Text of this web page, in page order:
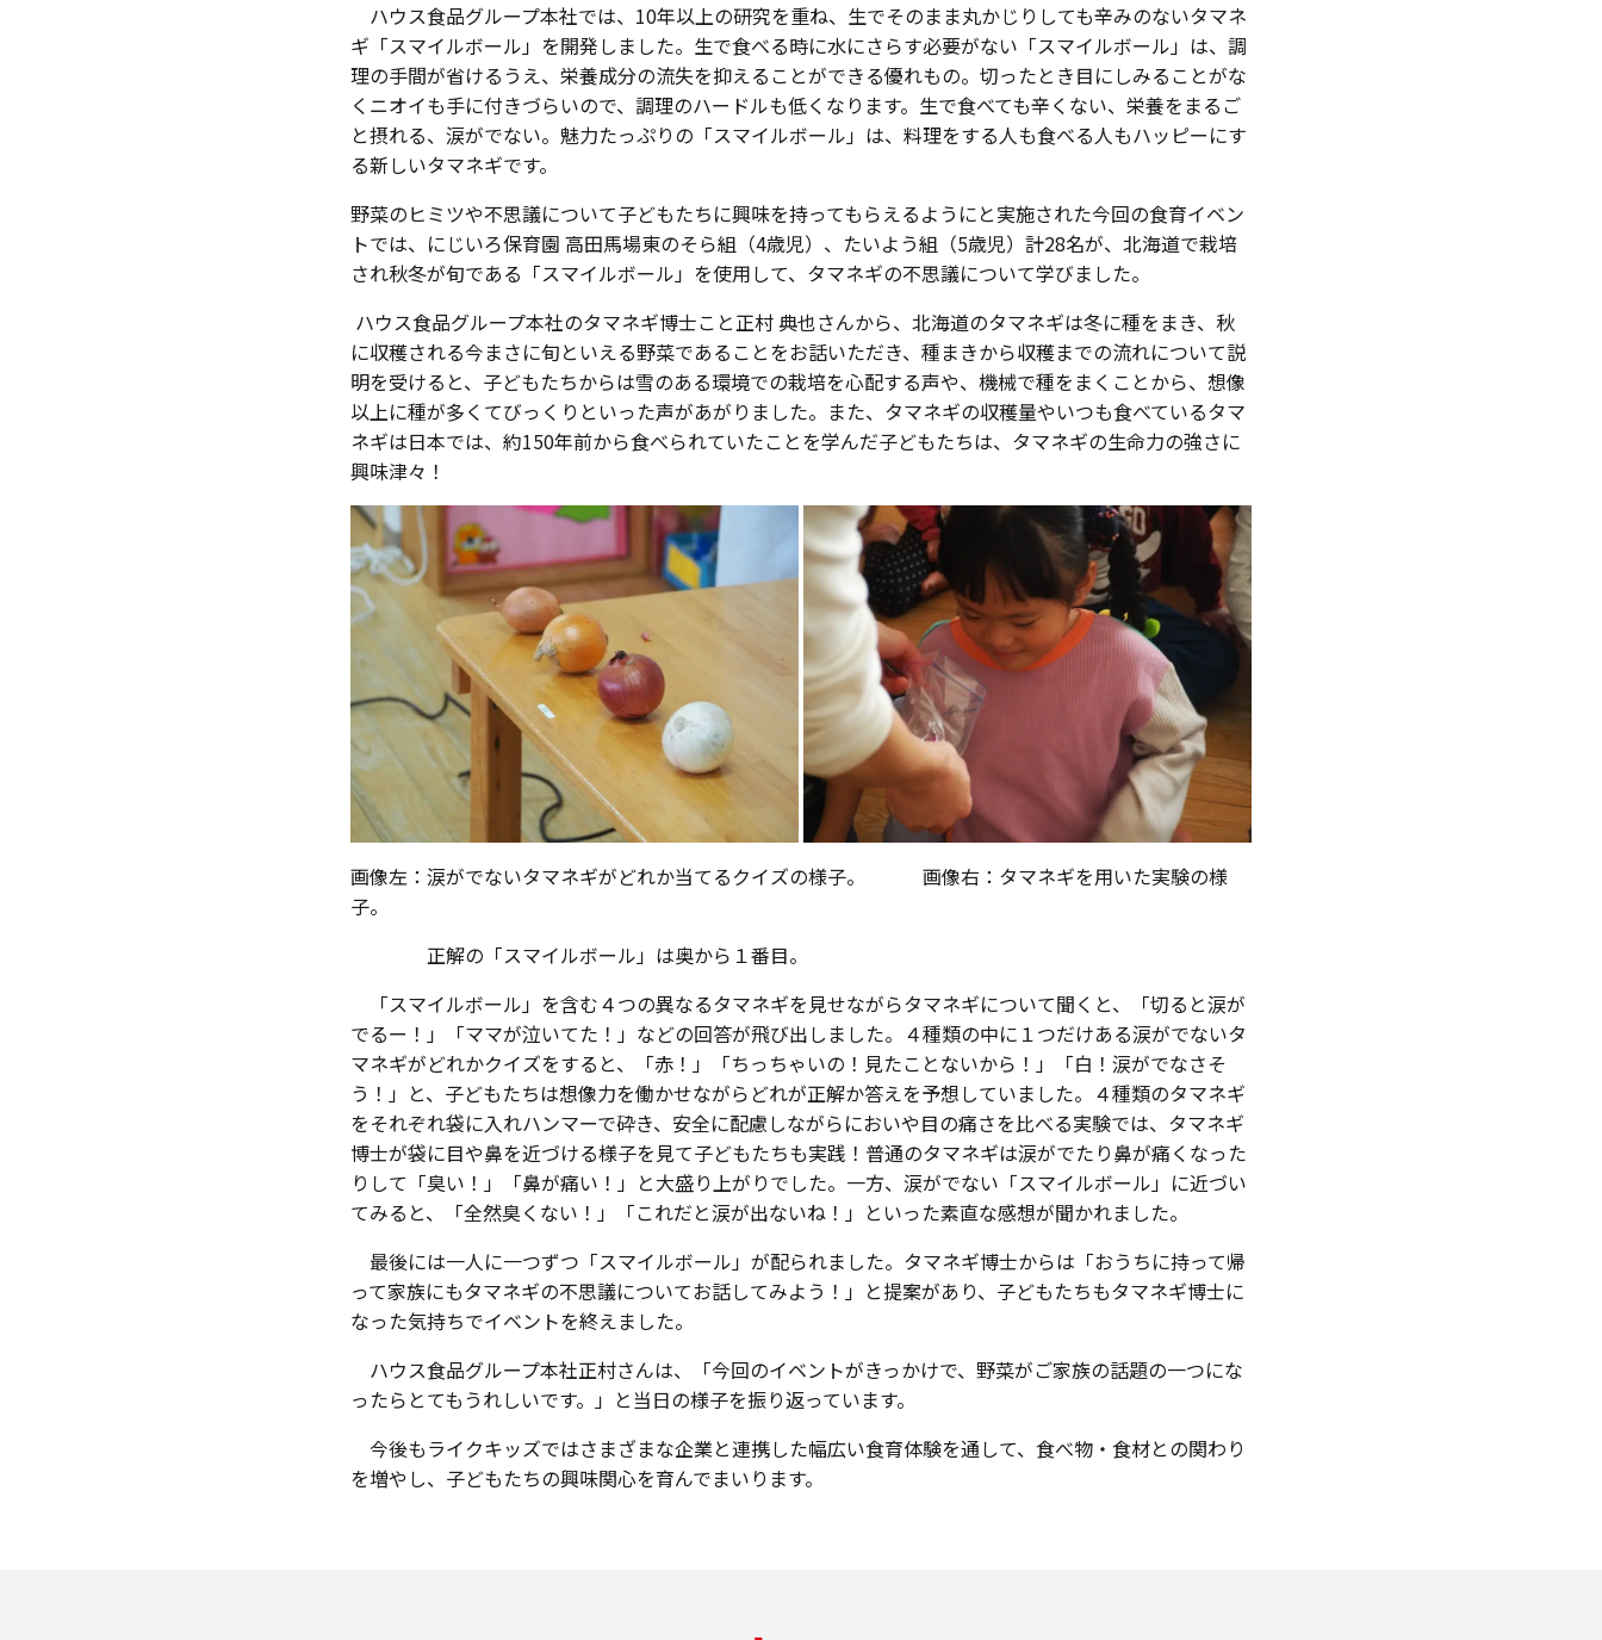
ハウス食品グループ本社では、10年以上の研究を重ね、生でそのまま丸かじりしても辛みのないタマネ
ギ「スマイルボール」を開発しました。生で食べる時に水にさらす必要がない「スマイルボール」は、調
理の手間が省けるうえ、栄養成分の流失を抑えることができる優れもの。切ったとき目にしみることがな
くニオイも手に付きづらいので、調理のハードルも低くなります。生で食べても辛くない、栄養をまるご
と摂れる、涙がでない。魅力たっぷりの「スマイルボール」は、料理をする人も食べる人もハッピーにす
る新しいタマネギです。
野菜のヒミツや不思議について子どもたちに興味を持ってもらえるようにと実施された今回の食育イベン
トでは、にじいろ保育園 高田馬場東のそら組（4歳児）、たいよう組（5歳児）計28名が、北海道で栽培
され秋冬が旬である「スマイルボール」を使用して、タマネギの不思議について学びました。
ハウス食品グループ本社のタマネギ博士こと正村 典也さんから、北海道のタマネギは冬に種をまき、秋
に収穫される今まさに旬といえる野菜であることをお話いただき、種まきから収穫までの流れについて説
明を受けると、子どもたちからは雪のある環境での栽培を心配する声や、機械で種をまくことから、想像
以上に種が多くてびっくりといった声があがりました。また、タマネギの収穫量やいつも食べているタマ
ネギは日本では、約150年前から食べられていたことを学んだ子どもたちは、タマネギの生命力の強さに
興味津々！
画像左：涙がでないタマネギがどれか当てるクイズの様子。 画像右：タマネギを用いた実験の様
子。
正解の「スマイルボール」は奥から１番目。
「スマイルボール」を含む４つの異なるタマネギを見せながらタマネギについて聞くと、「切ると涙が
でるー！」「ママが泣いてた！」などの回答が飛び出しました。４種類の中に１つだけある涙がでないタ
マネギがどれかクイズをすると、「赤！」「ちっちゃいの！見たことないから！」「白！涙がでなさそ
う！」と、子どもたちは想像力を働かせながらどれが正解か答えを予想していました。４種類のタマネギ
をそれぞれ袋に入れハンマーで砕き、安全に配慮しながらにおいや目の痛さを比べる実験では、タマネギ
博士が袋に目や鼻を近づける様子を見て子どもたちも実践！普通のタマネギは涙がでたり鼻が痛くなった
りして「臭い！」「鼻が痛い！」と大盛り上がりでした。一方、涙がでない「スマイルボール」に近づい
てみると、「全然臭くない！」「これだと涙が出ないね！」といった素直な感想が聞かれました。
最後には一人に一つずつ「スマイルボール」が配られました。タマネギ博士からは「おうちに持って帰
って家族にもタマネギの不思議についてお話してみよう！」と提案があり、子どもたちもタマネギ博士に
なった気持ちでイベントを終えました。
ハウス食品グループ本社正村さんは、「今回のイベントがきっかけで、野菜がご家族の話題の一つにな
ったらとてもうれしいです。」と当日の様子を振り返っています。
今後もライクキッズではさまざまな企業と連携した幅広い食育体験を通して、食べ物・食材との関わり
を増やし、子どもたちの興味関心を育んでまいります。